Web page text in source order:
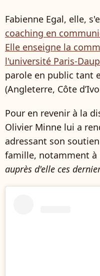
Fabienne Egal, elle,
coaching en
Elle enseigne la
l'université Paris-
parole en public tant
(Angleterre, Côte
Pour en revenir à la
Olivier Minne lui a
adressant son
famille, notamment à
auprès d'elle ces